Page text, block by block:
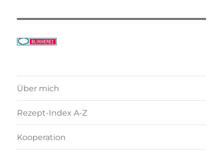
Über mich
Rezept-Index A-Z
Kooperation